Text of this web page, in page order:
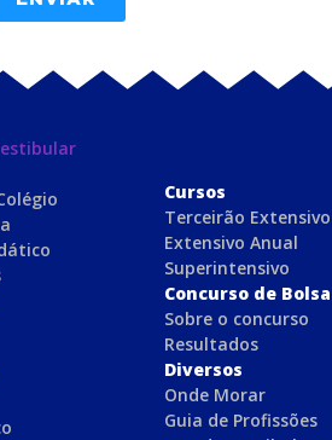
Cursos
Terceirão Extensivo
Extensivo Anual
Superintensivo
Concurso de Bolsa
Sobre o concurso
Resultados
Diversos
Onde Morar
Guia de Profissões